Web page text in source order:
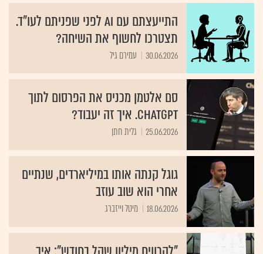
התייעצתם עם AI לפני שפניתם לעו"ד.
תצטרכו לחשוף את השיחה?
30.06.2026 עמירם גיל
סם אלטמן מכניס את הפרסום לתוך
ChatGPT. איך זה יעבוד?
25.06.2026 גלית חתן
גוגל קנתה אותו במיליארדים, שנתיים
אחרי הוא שוב עוזב
18.06.2026 מיטל וייזברג